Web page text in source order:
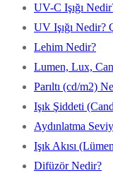
UV-C Işığı
UV Işığı Nedir?
Lehim Nedir?
Lumen, Lux,
Parıltı (cd/m2)
Işık Şiddeti
Aydınlatma
Işık Akısı
Difüzör Nedir?